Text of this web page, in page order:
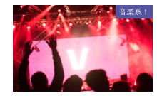
音楽系！